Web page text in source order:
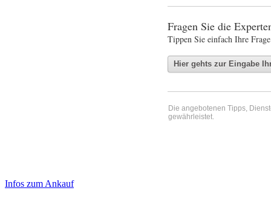
Fragen Sie die
Tippen Sie einfach Ihre
Die angebotenen Tipps,
gewährleistet.
Sidebar
Infos zum Ankauf